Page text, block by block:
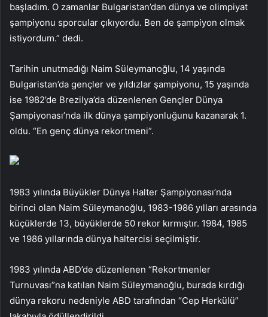
başladım. O zamanlar Bulgaristan’dan dünya ve olimpiyat
şampiyonu sporcular çıkıyordu. Ben de şampiyon olmak
istiyordum.” dedi.
Tarihin unutmadığı Naim Süleymanoğlu, 14 yaşında
Bulgaristan’da gençler ve yıldızlar şampiyonu, 15 yaşında
ise 1982’de Brezilya’da düzenlenen Gençler Dünya
Şampiyonası’nda ilk dünya şampiyonluğunu kazanarak 1.
oldu. “En genç dünya rekortmeni”.
1983 yılında Büyükler Dünya Halter Şampiyonası’nda
birinci olan Naim Süleymanoğlu, 1983-1986 yılları arasında
küçüklerde 13, büyüklerde 50 rekor kırmıştır. 1984, 1985
ve 1986 yıllarında dünya haltercisi seçilmiştir.
1983 yılında ABD’de düzenlenen “Rekortmenler
Turnuvası”na katılan Naim Süleymanoğlu, burada kırdığı
dünya rekoru nedeniyle ABD tarafından “Cep Herkülü”